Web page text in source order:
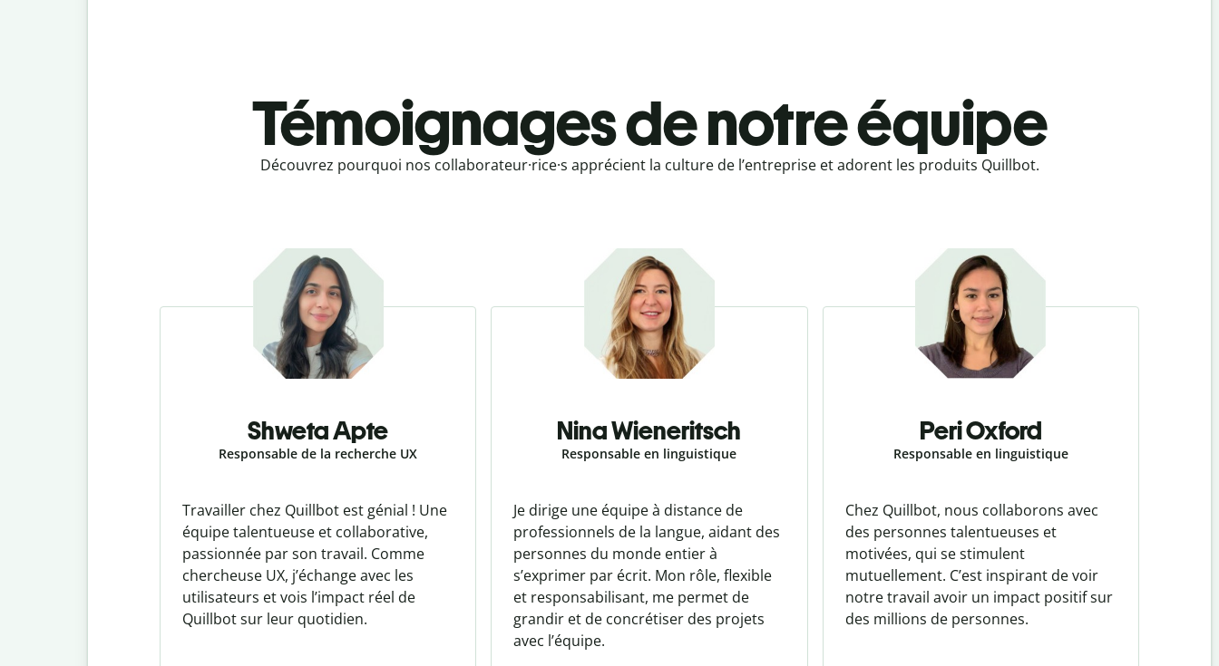
Témoignages de notre équipe
Découvrez pourquoi nos collaborateur·rice·s apprécient la culture de l’entreprise et adorent les produits Quillbot.
Shweta Apte
Responsable de la recherche UX
Travailler chez Quillbot est génial ! Une
équipe talentueuse et collaborative,
passionnée par son travail. Comme
chercheuse UX, j’échange avec les
utilisateurs et vois l’impact réel de
Quillbot sur leur quotidien.
Nina Wieneritsch
Responsable en linguistique
Je dirige une équipe à distance de
professionnels de la langue, aidant des
personnes du monde entier à
s’exprimer par écrit. Mon rôle, flexible
et responsabilisant, me permet de
grandir et de concrétiser des projets
avec l’équipe.
Peri Oxford
Responsable en linguistique
Chez Quillbot, nous collaborons avec
des personnes talentueuses et
motivées, qui se stimulent
mutuellement. C’est inspirant de voir
notre travail avoir un impact positif sur
des millions de personnes.